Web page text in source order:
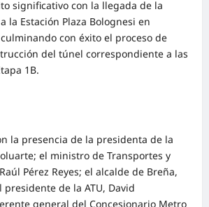
significativo con la llegada de la
la Estación Plaza Bolognesi en
con éxito el proceso de
del túnel correspondiente a las
1B.
la presencia de la presidenta de la
el ministro de Transportes y
Pérez Reyes; el alcalde de Breña,
presidente de la ATU, David
general del Concesionario Metro